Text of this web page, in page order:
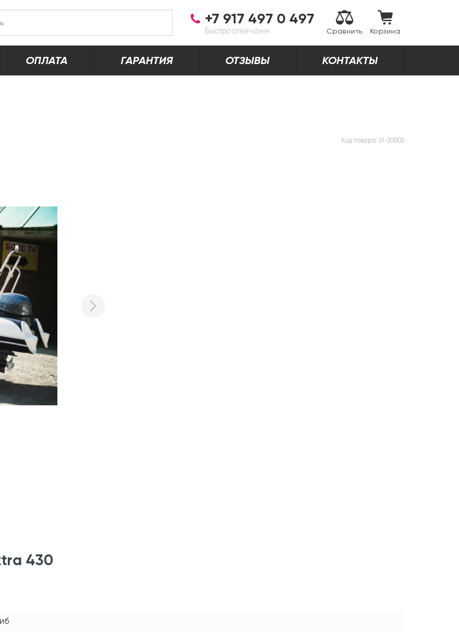
+7 917 497 0 497
Быстро отвечаем Сравнить Корзина
ОПЛАТА ГАРАНТИЯ ОТЗЫВЫ КОНТАКТЫ
Код товара: 61-20002
430